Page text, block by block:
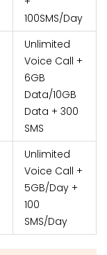
100SMS/Day
Unlimited
Voice Call +
6GB
Data/10GB
Data + 300
SMS
Unlimited
Voice Call +
5GB/Day +
100
SMS/Day